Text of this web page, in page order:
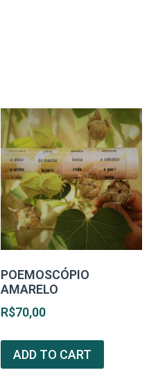
POEMOSCÓPIO
AMARELO
R$70,00
ADD TO CART